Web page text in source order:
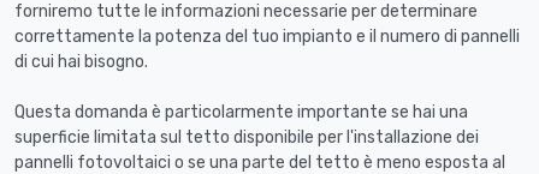
forniremo tutte le informazioni necessarie per determinare
correttamente la potenza del tuo impianto e il numero di pannelli
di cui hai bisogno.
Questa domanda è particolarmente importante se hai una
superficie limitata sul tetto disponibile per l'installazione dei
pannelli fotovoltaici o se una parte del tetto è meno esposta al